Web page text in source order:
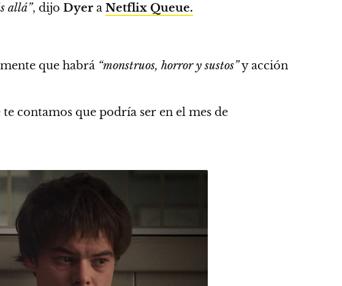
allá”, dijo Dyer a Netflix Queue.
que habrá “monstruos, horror y sustos”y acción
contamos que podría ser en el mes de